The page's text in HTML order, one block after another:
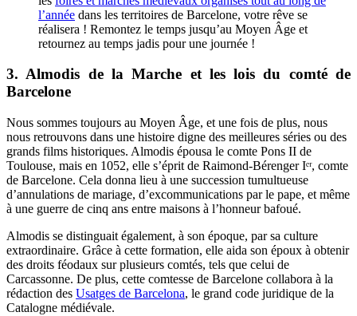
l’année dans les territoires de Barcelone, votre rêve se
réalisera ! Remontez le temps jusqu’au Moyen Âge et
retournez au temps jadis pour une journée !
3.Almodis de la Marche et les lois du comté de
Barcelone
Nous sommes toujours au Moyen Âge, et une fois de plus, nous
nous retrouvons dans une histoire digne des meilleures séries ou des
grands films historiques. Almodis épousa le comte Pons II de
Toulouse, mais en 1052, elle s’éprit de Raimond-Bérenger Iᵉʳ, comte
de Barcelone. Cela donna lieu à une succession tumultueuse
d’annulations de mariage, d’excommunications par le pape, et même
à une guerre de cinq ans entre maisons à l’honneur bafoué.
Almodis se distinguait également, à son époque, par sa culture
extraordinaire. Grâce à cette formation, elle aida son époux à obtenir
des droits féodaux sur plusieurs comtés, tels que celui de
Carcassonne. De plus, cette comtesse de Barcelone collabora à la
rédaction des Usatges de Barcelona, le grand code juridique de la
Catalogne médiévale.